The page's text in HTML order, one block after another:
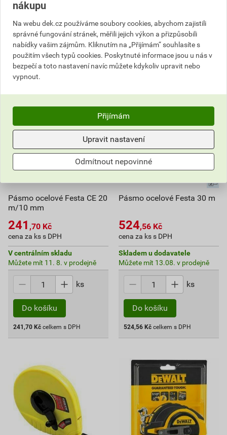
Do košíku
551,76 Kč celkem s DPH
Do košíku
142,60 Kč celkem s DPH
Pásmo ocelové Festa CE 20
m/10 mm
241 ,70 Kč
cena za ks s DPH
V centrálním skladu
Můžete mít 11. 8. v prodejně
ks
Do košíku
241,70 Kč celkem s DPH
Pásmo ocelové Festa 30 m
524,56 Kč
cena za ks s DPH
Skladem u dodavatele
Můžete mít 13.08. v prodejně
ks
Do košíku
524,56 Kč celkem s DPH
nákupu
Na webu dek.cz používáme soubory cookies, abychom zajistili
správné fungování stránek, měřili jejich výkon a přizpůsobili
nabídky vašim zájmům. Kliknutím na „Přijímám“ souhlasíte s
použitím všech typů cookies. Poskytnuté informace jsou u nás v
bezpečí a toto nastavení navíc můžete kdykoliv upravit nebo
vypnout.
Přijímám
Upravit nastavení
Odmítnout nepovinné